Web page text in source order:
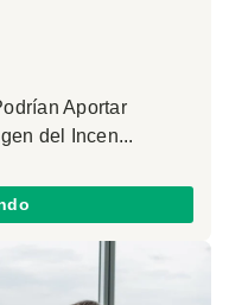
Aportar
del Incen...